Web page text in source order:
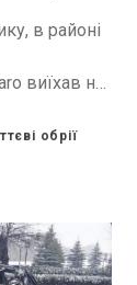
в районі
виїхав на
обрії